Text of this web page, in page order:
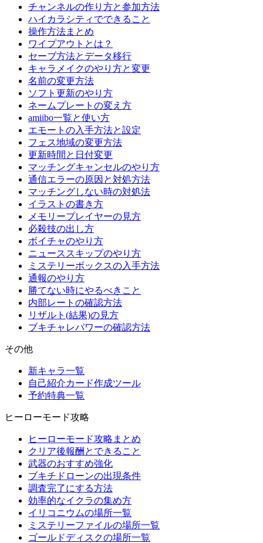
チャンネルの作り方と参加方法
ハイカラシティでできること
操作方法まとめ
ワイプアウトとは？
セーブ方法とデータ移行
キャラメイクのやり方と変更
名前の変更方法
ソフト更新のやり方
ネームプレートの変え方
amiibo一覧と使い方
エモートの入手方法と設定
フェス地域の変更方法
更新時間と日付変更
マッチングキャンセルのやり方
通信エラーの原因と対処方法
マッチングしない時の対処法
イラストの書き方
メモリープレイヤーの見方
必殺技の出し方
ボイチャのやり方
ニューススキップのやり方
ミステリーボックスの入手方法
通報のやり方
勝てない時にやるべきこと
内部レートの確認方法
リザルト(結果)の見方
ブキチャレパワーの確認方法
その他
新キャラ一覧
自己紹介カード作成ツール
予約特典一覧
ヒーローモード攻略
ヒーローモード攻略まとめ
クリア後報酬とできること
武器のおすすめ強化
ブキチドローンの出現条件
調査完了にする方法
効率的なイクラの集め方
イリコニウムの場所一覧
ミステリーファイルの場所一覧
ゴールドディスクの場所一覧